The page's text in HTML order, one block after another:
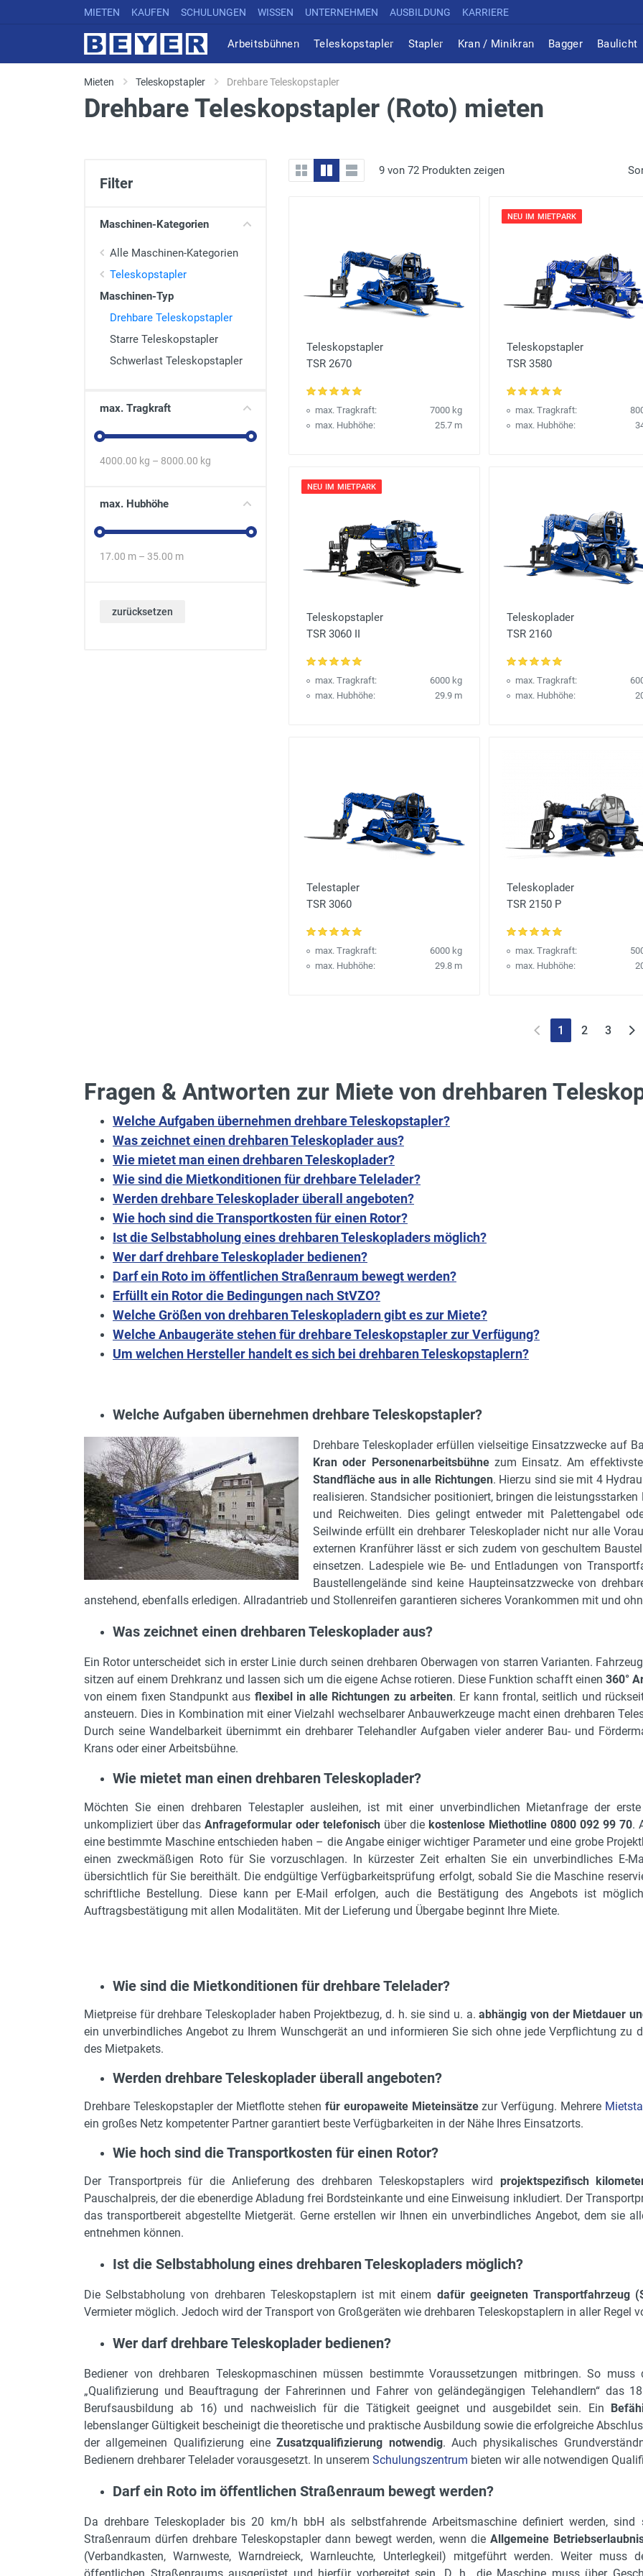
MIETEN KAUFEN SCHULUNGEN WISSEN UNTERNEHMEN AUSBILDUNG KARRIERE
Arbeitsbühnen Teleskopstapler Stapler Kran / Minikran Bagger Baulicht
Mieten Teleskopstapler Drehbare Teleskopstapler
Drehbare Teleskopstapler (Roto) mieten
Filter
Maschinen-Kategorien
Alle Maschinen-Kategorien
Teleskopstapler
Maschinen-Typ
Drehbare Teleskopstapler
Starre Teleskopstapler
Schwerlast Teleskopstapler
max. Tragkraft
4000.00 kg – 8000.00 kg
max. Hubhöhe
17.00 m – 35.00 m
zurücksetzen
9 von 72 Produkten zeigen
Teleskopstapler
TSR 2670
max. Tragkraft:
7000 kg
max. Hubhöhe:
25.7 m
NEU IM MIETPARK
Teleskopstapler
TSR 3580
max. Tragkraft:
max. Hubhöhe:
NEU IM MIETPARK
Teleskopstapler
TSR 3060 II
max. Tragkraft:
6000 kg
max. Hubhöhe:
29.9 m
Teleskoplader
TSR 2160
max. Tragkraft:
max. Hubhöhe:
Telestapler
TSR 3060
max. Tragkraft:
6000 kg
max. Hubhöhe:
29.8 m
Teleskoplader
TSR 2150 P
max. Tragkraft:
max. Hubhöhe:
1 2 3
Fragen & Antworten zur Miete von drehbaren
Welche Aufgaben übernehmen drehbare Teleskopstapler?
Was zeichnet einen drehbaren Teleskoplader aus?
Wie mietet man einen drehbaren Teleskoplader?
Wie sind die Mietkonditionen für drehbare Telelader?
Werden drehbare Teleskoplader überall angeboten?
Wie hoch sind die Transportkosten für einen Rotor?
Ist die Selbstabholung eines drehbaren Teleskopladers möglich?
Wer darf drehbare Teleskoplader bedienen?
Darf ein Roto im öffentlichen Straßenraum bewegt werden?
Erfüllt ein Rotor die Bedingungen nach StVZO?
Welche Größen von drehbaren Teleskopladern gibt es zur Miete?
Welche Anbaugeräte stehen für drehbare Teleskopstapler zur Verfügung?
Um welchen Hersteller handelt es sich bei drehbaren Teleskopstaplern?
Welche Aufgaben übernehmen drehbare Teleskopstapler?
Drehbare Teleskoplader erfüllen vielseitige Einsatzzwecke auf
Kran oder Personenarbeitsbühnezum Einsatz. Am
Standfläche aus in alle Richtungen. Hierzu sind sie mit 4
realisieren. Standsicher positioniert, bringen die
und Reichweiten. Dies gelingt entweder mit Palettengabel
Seilwinde erfüllt ein drehbarer Teleskoplader nicht nur alle
externen Kranführer lässt er sich zudem von geschultem
einsetzen. Ladespiele wie Be- und Entladungen von
Baustellengelände sind keine Haupteinsatzzwecke von
anstehend, ebenfalls erledigen. Allradantrieb und Stollenreifen garantieren sicheres Vorankommen mit und
Was zeichnet einen drehbaren Teleskoplader aus?
Ein Rotor unterscheidet sich in erster Linie durch seinen drehbaren Oberwagen von starren Varianten.
sitzen auf einem Drehkranz und lassen sich um die eigene Achse rotieren. Diese Funktion schafft einen 360°
von einem fixen Standpunkt aus flexibel in alle Richtungen zu arbeiten. Er kann frontal, seitlich und
ansteuern. Dies in Kombination mit einer Vielzahl wechselbarer Anbauwerkzeuge macht einen drehbaren
Durch seine Wandelbarkeit übernimmt ein drehbarer Telehandler Aufgaben vieler anderer Bau- und
Krans oder einer Arbeitsbühne.
Wie mietet man einen drehbaren Teleskoplader?
Möchten Sie einen drehbaren Telestapler ausleihen, ist mit einer unverbindlichen Mietanfrage der
unkompliziert über das Anfrageformular oder telefonisch über die kostenlose Miethotline 0800 092 99 70.
eine bestimmte Maschine entschieden haben – die Angabe einiger wichtiger Parameter und eine grobe
einen zweckmäßigen Roto für Sie vorzuschlagen. In kürzester Zeit erhalten Sie ein unverbindliches E-
übersichtlich für Sie bereithält. Die endgültige Verfügbarkeitsprüfung erfolgt, sobald Sie die Maschine
schriftliche Bestellung. Diese kann per E-Mail erfolgen, auch die Bestätigung des Angebots ist
Auftragsbestätigung mit allen Modalitäten. Mit der Lieferung und Übergabe beginnt Ihre Miete.
Wie sind die Mietkonditionen für drehbare Telelader?
Mietpreise für drehbare Teleskoplader haben Projektbezug, d. h. sie sind u. a.abhängig von der Mietdauer
ein unverbindliches Angebot zu Ihrem Wunschgerät an und informieren Sie sich ohne jede Verpflichtung zu
des Mietpakets.
Werden drehbare Teleskoplader überall angeboten?
Drehbare Teleskopstapler der Mietflotte stehen für europaweite Mieteinsätzezur Verfügung. Mehrere
ein großes Netz kompetenter Partner garantiert beste Verfügbarkeiten in der Nähe Ihres Einsatzorts.
Wie hoch sind die Transportkosten für einen Rotor?
Der Transportpreis für die Anlieferung des drehbaren Teleskopstaplers wird projektspezifisch
Pauschalpreis, der die ebenerdige Abladung frei Bordsteinkante und eine Einweisung inkludiert. Der
das transportbereit abgestellte Mietgerät. Gerne erstellen wir Ihnen ein unverbindliches Angebot, dem sie
entnehmen können.
Ist die Selbstabholung eines drehbaren Teleskopladers möglich?
Die Selbstabholung von drehbaren Teleskopstaplern ist mit einem dafür geeigneten Transportfahrzeug
Vermieter möglich. Jedoch wird der Transport von Großgeräten wie drehbaren Teleskopstaplern in aller Regel
Wer darf drehbare Teleskoplader bedienen?
Bediener von drehbaren Teleskopmaschinen müssen bestimmte Voraussetzungen mitbringen. So muss
„Qualifizierung und Beauftragung der Fahrerinnen und Fahrer von geländegängigen Telehandlern“ das
Berufsausbildung ab 16) und nachweislich für die Tätigkeit geeignet und ausgebildet sein. Ein
lebenslanger Gültigkeit bescheinigt die theoretische und praktische Ausbildung sowie die erfolgreiche
der allgemeinen Qualifizierung eineZusatzqualifizierung notwendig. Auch physikalisches
Bedienern drehbarer Telelader vorausgesetzt. In unserem Schulungszentrum bieten wir alle notwendigen
Darf ein Roto im öffentlichen Straßenraum bewegt werden?
Da drehbare Teleskoplader bis 20 km/h bbH als selbstfahrende Arbeitsmaschine definiert werden, sind
Straßenraum dürfen drehbare Teleskopstapler dann bewegt werden, wenn die Allgemeine
(Verbandkasten, Warnweste, Warndreieck, Warnleuchte, Unterlegkeil) mitgeführt werden. Weiter